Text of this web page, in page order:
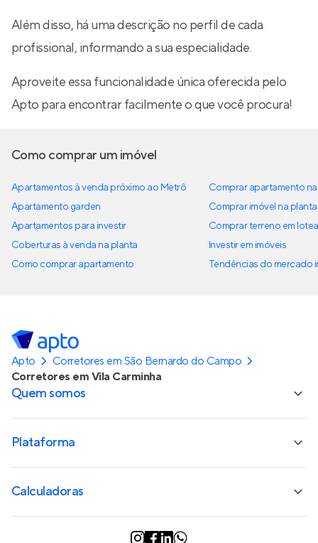
Além disso, há uma descrição no perfil de cada
profissional, informando a sua especialidade.
Aproveite essa funcionalidade única oferecida pelo
Apto para encontrar facilmente o que você procura!
Como comprar um imóvel
Apartamentos à venda próximo ao Metrô
Apartamento garden
Apartamentos para investir
Coberturas à venda na planta
Como comprar apartamento
Comprar apartamento
Comprar imóvel na planta
Comprar terreno em
Investir em imóveis
Tendências do mercado
Apto
Corretores em São Bernardo do Campo
Corretores em Vila Carminha
Quem somos
Plataforma
Calculadoras